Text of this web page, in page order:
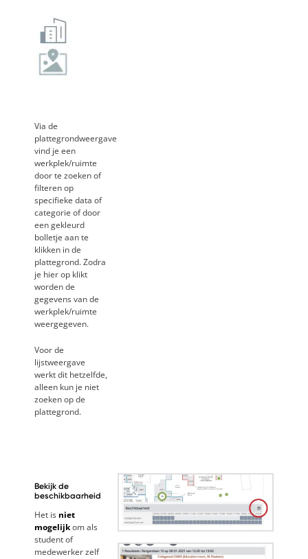
Via de
plattegrondweergave
vind je een
werkplek/ruimte
door te zoeken of
filteren op
specifieke data of
categorie of door
een gekleurd
bolletje aan te
klikken in de
plattegrond. Zodra
je hier op klikt
worden de
gegevens van de
werkplek/ruimte
weergegeven.
Voor de
lijstweergave
werkt dit hetzelfde,
alleen kun je niet
zoeken op de
plattegrond.
Bekijk de
beschikbaarheid
Het is niet
mogelijkom als
student of
medewerker zelf